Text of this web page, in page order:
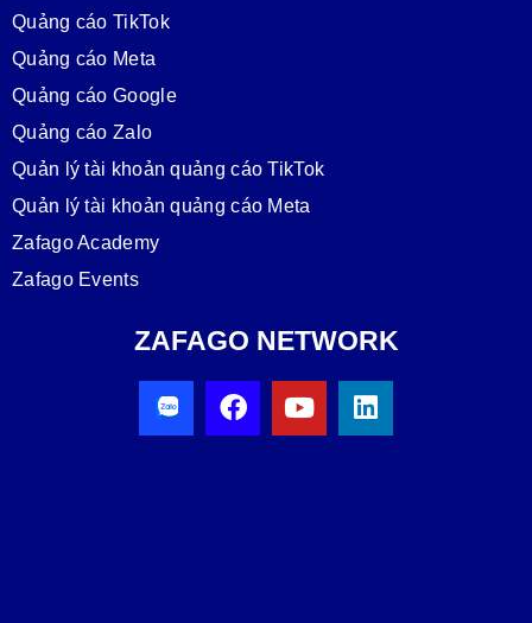
Quảng cáo TikTok
Quảng cáo Meta
Quảng cáo Google
Quảng cáo Zalo
Quản lý tài khoản quảng cáo TikTok
Quản lý tài khoản quảng cáo Meta
Zafago Academy
Zafago Events
ZAFAGO NETWORK